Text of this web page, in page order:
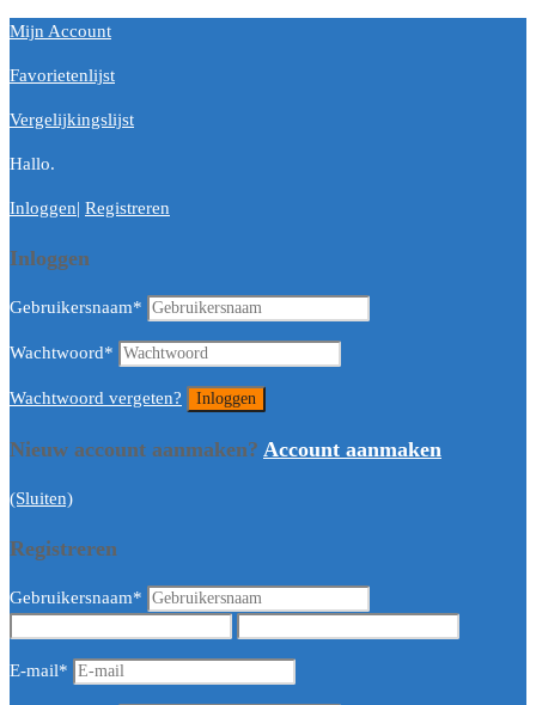
Mijn Account
Favorietenlijst
Vergelijkingslijst
Hallo.
Inloggen| Registreren
Inloggen
Gebruikersnaam*
Wachtwoord*
Wachtwoord vergeten?
Nieuw account aanmaken? Account aanmaken
(Sluiten)
Registreren
Gebruikersnaam*
E-mail*